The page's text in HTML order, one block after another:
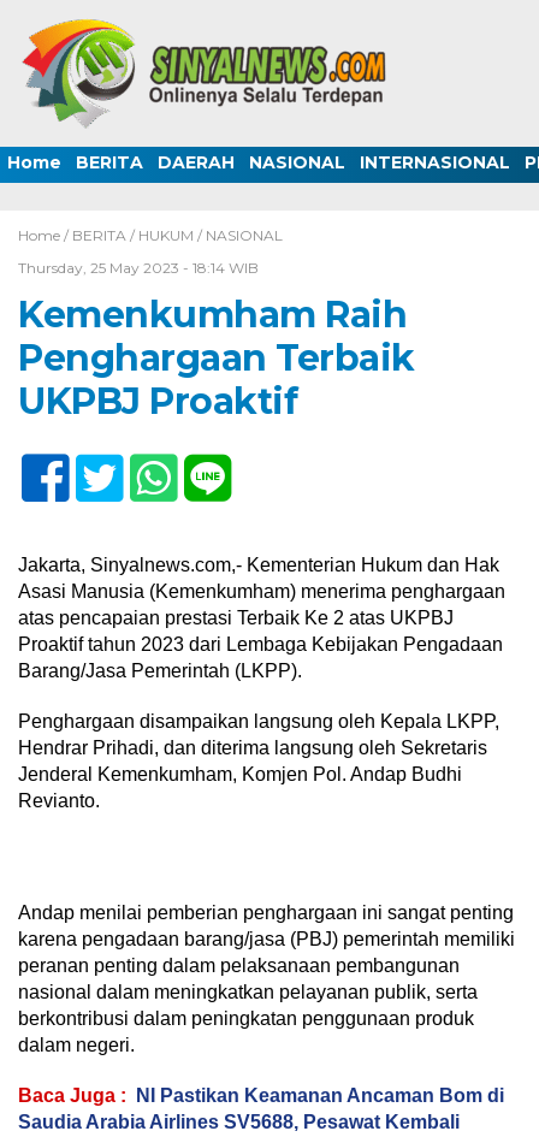
Home BERITA DAERAH NASIONAL INTERNASIONAL
Home / BERITA / HUKUM / NASIONAL
Thursday, 25 May 2023 - 18:14 WIB
Kemenkumham Raih
Penghargaan Terbaik
UKPBJ Proaktif
Jakarta, Sinyalnews.com,- Kementerian Hukum dan Hak
Asasi Manusia (Kemenkumham) menerima penghargaan
atas pencapaian prestasi Terbaik Ke 2 atas UKPBJ
Proaktif tahun 2023 dari Lembaga Kebijakan Pengadaan
Barang/Jasa Pemerintah (LKPP).
Penghargaan disampaikan langsung oleh Kepala LKPP,
Hendrar Prihadi, dan diterima langsung oleh Sekretaris
Jenderal Kemenkumham, Komjen Pol. Andap Budhi
Revianto.
Andap menilai pemberian penghargaan ini sangat penting
karena pengadaan barang/jasa (PBJ) pemerintah memiliki
peranan penting dalam pelaksanaan pembangunan
nasional dalam meningkatkan pelayanan publik, serta
berkontribusi dalam peningkatan penggunaan produk
dalam negeri.
Baca Juga :
NI Pastikan Keamanan Ancaman Bom di
Saudia Arabia Airlines SV5688, Pesawat Kembali